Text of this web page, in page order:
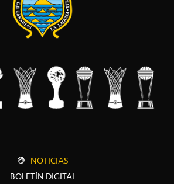
NOTICIAS
BOLETÍN DIGITAL